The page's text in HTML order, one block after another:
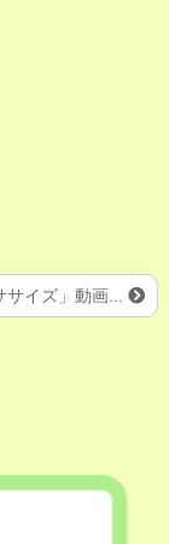
サイズ」動画...